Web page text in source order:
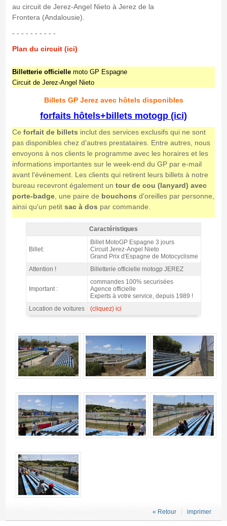
au circuit de Jerez-Angel Nieto à Jerez de la
Frontera (Andalousie).
- - - - - - - - - -
Plan du circuit (ici)
Billetterie officielle moto GP Espagne
Circuit de Jerez-Angel Nieto
Billets GP Jerez avec hôtels disponibles
forfaits hôtels+billets motogp (ici)
Ce forfait de billets inclut des services exclusifs qui ne sont
pas disponibles chez d’autres prestataires. Entre autres, nous
envoyons à nos clients le programme avec les horaires et les
informations importantes sur le week-end du GP par e-mail
avant l'événement. Les clients qui retirent leurs billets à notre
bureau recevront également un tour de cou (lanyard) avec
porte-badge, une paire de bouchons d'oreilles par personne,
ainsi qu'un petit sac à dos par commande.
Billet Tribune C4 MotoGP Jerez 2026 - Caractéristiques
Caractéristiques
Billet:
Billet MotoGP Espagne 3 jours
Circuit Jerez-Angel Nieto
Grand Prix d'Espagne de Motocyclisme
Attention !
Billetterie officielle motogp JEREZ
Important :
commandes 100% securisées
Agence officielle
Experts à votre service, depuis 1989 !
Location de voitures
(cliquez) ici
imprimer
« Retour